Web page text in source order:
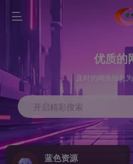
优质的
及时的网络信息
开启精彩搜索
蓝色资源